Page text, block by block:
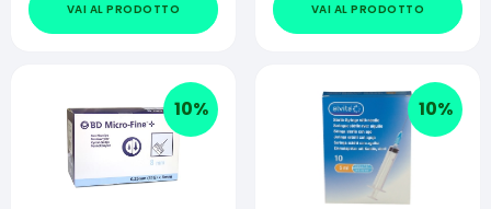
VAI AL PRODOTTO VAI AL PRODOTTO
10% 10%